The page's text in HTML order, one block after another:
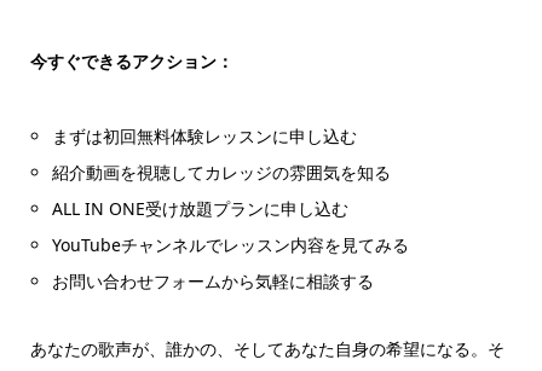
今すぐできるアクション：
まずは初回無料体験レッスンに申し込む
紹介動画を視聴してカレッジの雰囲気を知る
ALL IN ONE受け放題プランに申し込む
YouTubeチャンネルでレッスン内容を見てみる
お問い合わせフォームから気軽に相談する
あなたの歌声が、誰かの、そしてあなた自身の希望になる。そ